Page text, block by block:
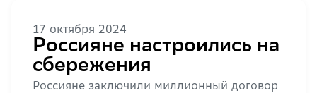
17 октября 2024
Россияне настроились на
сбережения
Россияне заключили миллионный договор